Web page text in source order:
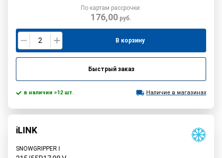
По картам рассрочки:
176,00руб.
В корзину
Быстрый заказ
в наличии >12 шт. Наличие в магазинах
iLINK
SNOWGRIPPER I